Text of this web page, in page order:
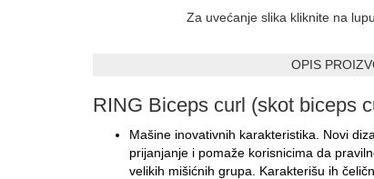
Za uvećanje slika kliknite na
OPIS
RING Biceps curl (skot biceps
Mašine inovativnih karakteristika. Novi
prijanjanje i pomaže korisnicima da
velikih mišićnih grupa. Karakterišu ih